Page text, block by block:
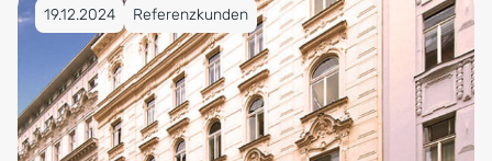
Veröffentlicht am 19.12.2024
19.12.2024 Referenzkunden